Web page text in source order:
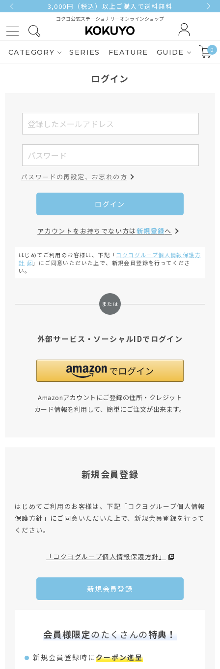
3,000円（税込）以上ご購入で送料無料
コクヨ公式ステーショナリーオンラインショップ
CATEGORY SERIES FEATURE GUIDE 0
ログイン
パスワードの再設定、お忘れの方
ログイン
アカウントをお持ちでない方は新規登録へ
はじめてご利用のお客様は、下記「コクヨグループ個人情報保護方
針
」にご同意いただいた上で、新規会員登録を行ってくださ
い。
外部サービス・ソーシャルIDでログイン
Amazonアカウントにご登録の住所・クレジット
カード情報を利用して、簡単にご注文が出来ます。
新規会員登録
はじめてご利用のお客様は、下記「コクヨグループ個人情報
保護方針」にご同意いただいた上で、新規会員登録を行って
ください。
「コクヨグループ個人情報保護方針」
新規会員登録
会員様限定のたくさんの特典！
新規会員登録時にクーポン進呈